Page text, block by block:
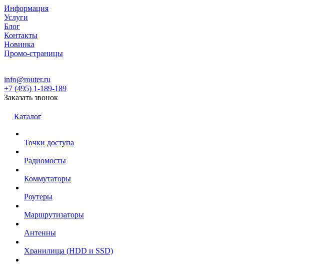
Информация
Услуги
Блог
Контакты
Новинка
Промо-страницы
info@router.ru
+7 (495) 1-189-189
Заказать звонок
Каталог
Точки доступа
Радиомосты
Коммутаторы
Роутеры
Маршрутизаторы
Антенны
Хранилища (HDD и SSD)